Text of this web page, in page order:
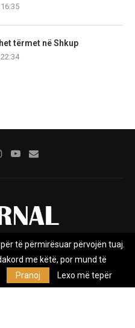
tërmet në Shkup
Marketing
Policy
e pavarur, e themeluar në vitin
të përmirësuar përvojën tuaj.
me këtë, por mund të
Pranoj Lexo më tepër